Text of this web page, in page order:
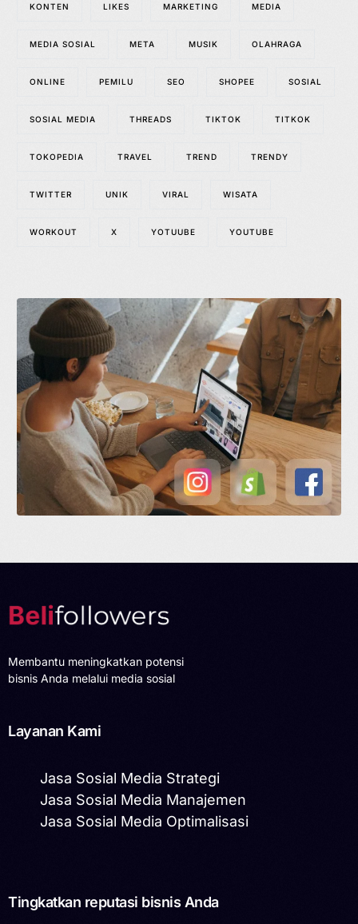
KONTEN LIKES MARKETING MEDIA
MEDIA SOSIAL META MUSIK OLAHRAGA
ONLINE PEMILU SEO SHOPEE SOSIAL
SOSIAL MEDIA THREADS TIKTOK TITKOK
TOKOPEDIA TRAVEL TREND TRENDY
TWITTER UNIK VIRAL WISATA
WORKOUT X YOTUUBE YOUTUBE
Membantu meningkatkan potensi
bisnis Anda melalui media sosial
Layanan Kami
Jasa Sosial Media Strategi
Jasa Sosial Media Manajemen
Jasa Sosial Media Optimalisasi
Tingkatkan reputasi bisnis Anda